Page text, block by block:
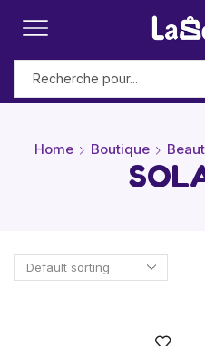
Home Boutique